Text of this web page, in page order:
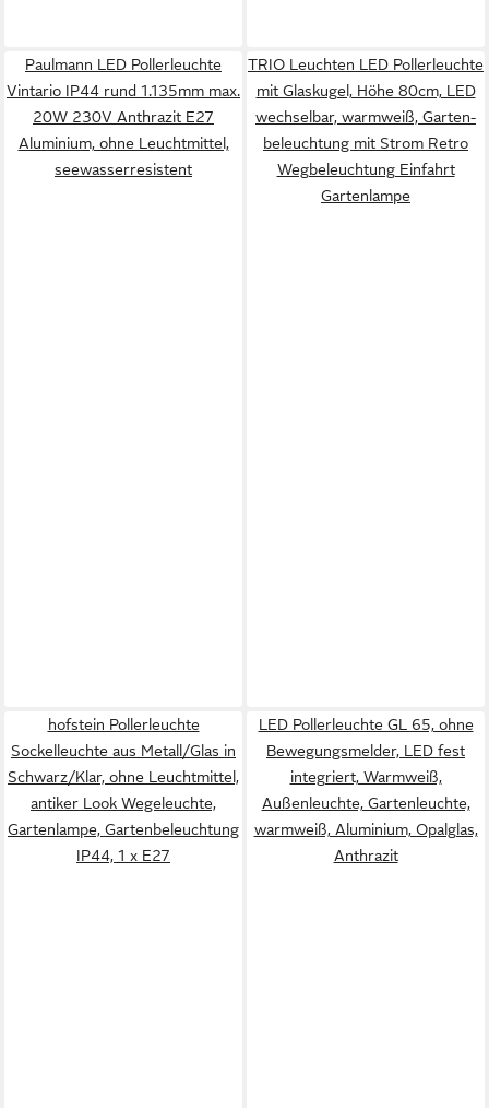
Paulmann LED Pollerleuchte
Vintario IP44 rund 1.135mm max.
20W 230V Anthrazit E27
Aluminium, ohne Leuchtmittel,
seewasserresistent
TRIO Leuchten LED Pollerleuchte
mit Glaskugel, Höhe 80cm, LED
wechselbar, warmweiß, Garten-
beleuchtung mit Strom Retro
Wegbeleuchtung Einfahrt
Gartenlampe
hofstein Pollerleuchte
Sockelleuchte aus Metall/Glas in
Schwarz/Klar, ohne Leuchtmittel,
antiker Look Wegeleuchte,
Gartenlampe, Gartenbeleuchtung
IP44, 1 x E27
LED Pollerleuchte GL 65, ohne
Bewegungsmelder, LED fest
integriert, Warmweiß,
Außenleuchte, Gartenleuchte,
warmweiß, Aluminium, Opalglas,
Anthrazit